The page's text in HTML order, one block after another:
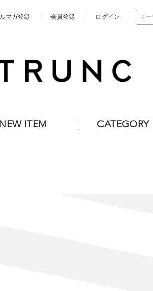
マガ登録 会員登録 ログイン
ITEM CATEGORY